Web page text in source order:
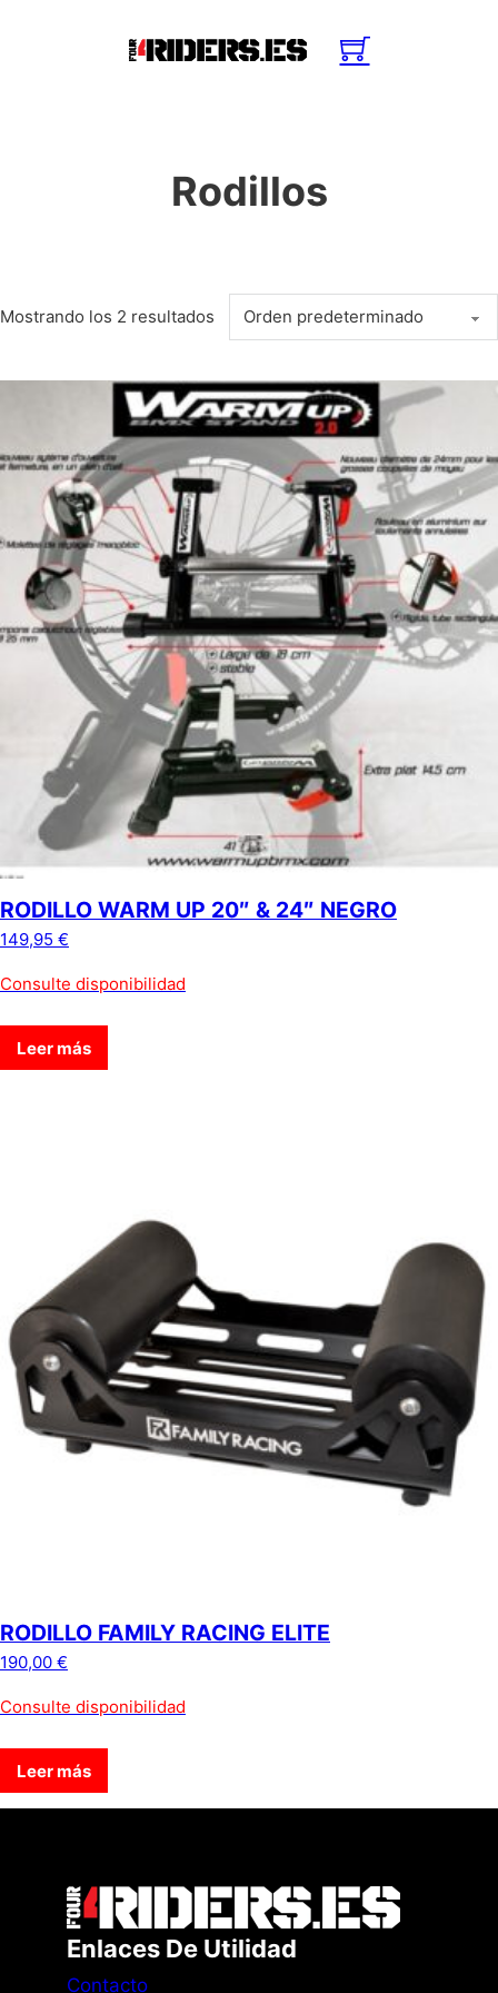
Rodillos
Mostrando los 2 resultados
RODILLO WARM UP 20″ & 24″ NEGRO
149,95 €
Consulte disponibilidad
Leer más
RODILLO FAMILY RACING ELITE
190,00 €
Consulte disponibilidad
Leer más
Enlaces De Utilidad
Contacto